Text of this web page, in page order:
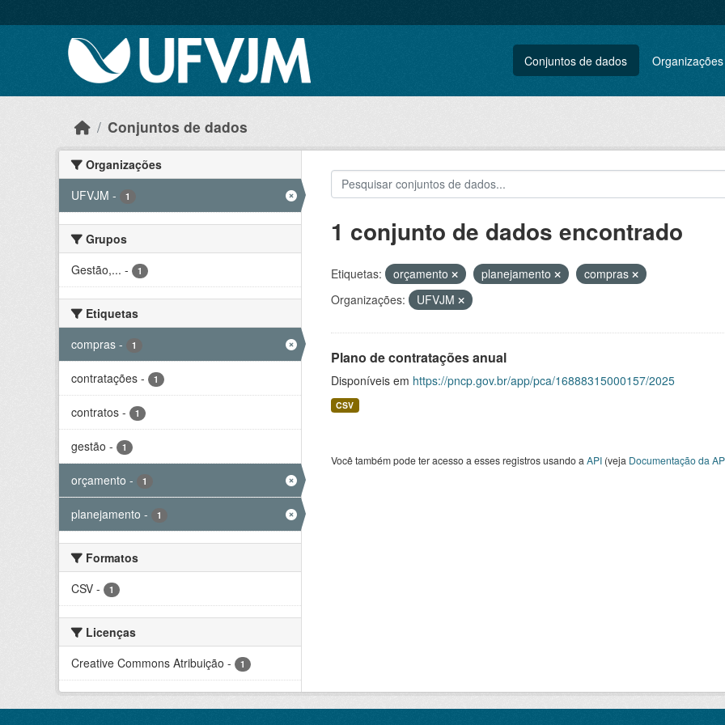
Conjuntos de dados Organizações
Conjuntos de dados
Organizações
UFVJM - 1
Grupos
Gestão,... - 1
Etiquetas
compras - 1
contratações - 1
contratos - 1
gestão - 1
orçamento - 1
planejamento - 1
Formatos
CSV - 1
Licenças
Creative Commons Atribuição - 1
1 conjunto de dados encontrado
Etiquetas: orçamento planejamento
compras
Organizações:
UFVJM
Plano de contratações anual
Disponíveis em https://pncp.gov.br/app/pca/16888315000157/2025
CSV
Você também pode ter acesso a esses registros usando a API(veja Documentação da